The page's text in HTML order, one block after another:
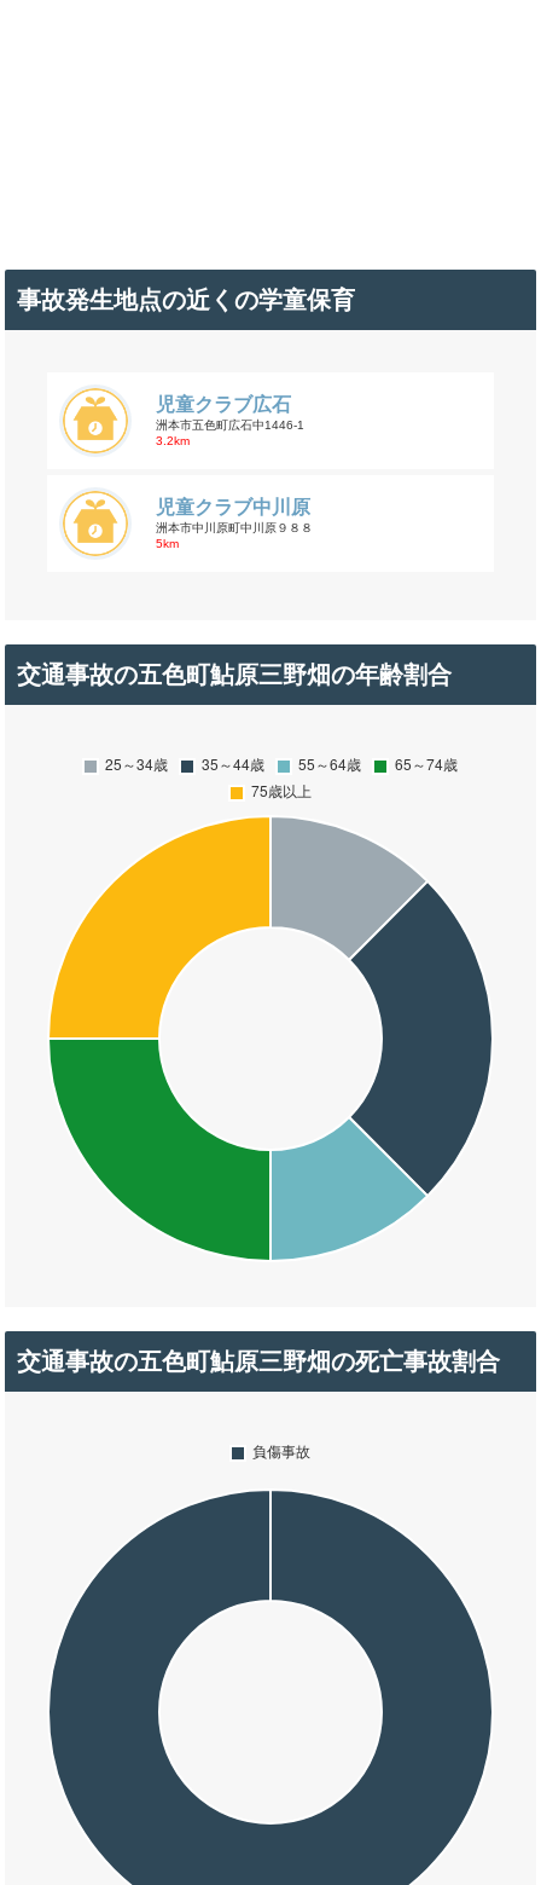
事故発生地点の近くの学童保育
児童クラブ広石
洲本市五色町広石中1446-1
3.2km
児童クラブ中川原
洲本市中川原町中川原９８８
5km
交通事故の五色町鮎原三野畑の年齢割合
交通事故の五色町鮎原三野畑の死亡事故割合